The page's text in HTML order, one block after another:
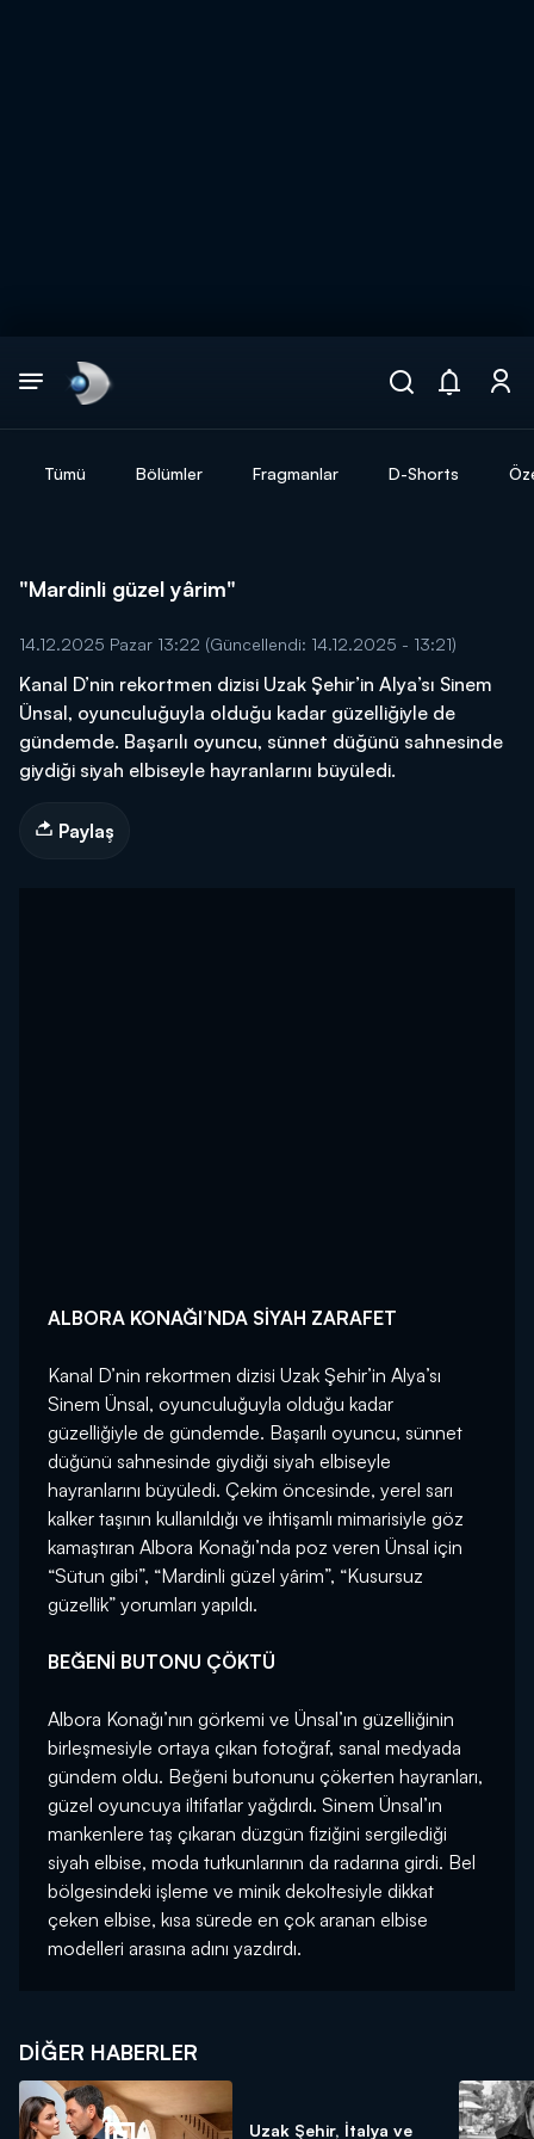
Tümü Bölümler Fragmanlar D-Shorts
"Mardinli güzel yârim"
14.12.2025 Pazar 13:22 (Güncellendi: 14.12.2025 - 13:21)
Kanal D’nin rekortmen dizisi Uzak Şehir’in Alya’sı Sinem
Ünsal, oyunculuğuyla olduğu kadar güzelliğiyle de
gündemde. Başarılı oyuncu, sünnet düğünü sahnesinde
giydiği siyah elbiseyle hayranlarını büyüledi.
Paylaş
ALBORA KONAĞI’NDA SİYAH ZARAFET
Kanal D’nin rekortmen dizisi Uzak Şehir’in Alya’sı
Sinem Ünsal, oyunculuğuyla olduğu kadar
güzelliğiyle de gündemde. Başarılı oyuncu, sünnet
düğünü sahnesinde giydiği siyah elbiseyle
hayranlarını büyüledi. Çekim öncesinde, yerel sarı
kalker taşının kullanıldığı ve ihtişamlı mimarisiyle göz
kamaştıran Albora Konağı’nda poz veren Ünsal için
“Sütun gibi”, “Mardinli güzel yârim”, “Kusursuz
güzellik” yorumları yapıldı.
BEĞENİ BUTONU ÇÖKTÜ
Albora Konağı’nın görkemi ve Ünsal’ın güzelliğinin
birleşmesiyle ortaya çıkan fotoğraf, sanal medyada
gündem oldu. Beğeni butonunu çökerten hayranları,
güzel oyuncuya iltifatlar yağdırdı. Sinem Ünsal’ın
mankenlere taş çıkaran düzgün fiziğini sergilediği
siyah elbise, moda tutkunlarının da radarına girdi. Bel
bölgesindeki işleme ve minik dekoltesiyle dikkat
çeken elbise, kısa sürede en çok aranan elbise
modelleri arasına adını yazdırdı.
DIĞER HABERLER
Uzak Şehir, İtalya ve